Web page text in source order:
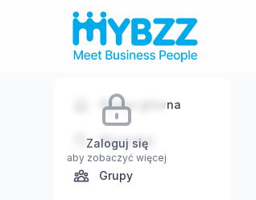
Zaloguj się
aby zobaczyć więcej
Strona główna
Wyszukaj
Grupy